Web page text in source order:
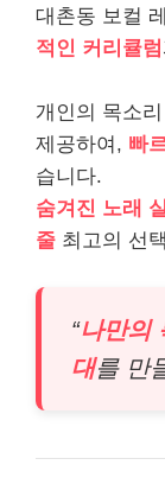
대촌동 보컬
적인 커리큘럼
개인의 목소
제공하여, 빠
습니다.
숨겨진 노래
줄 최고의 선
“나만의
대를 만